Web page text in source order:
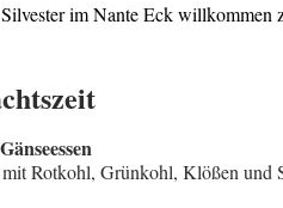
Silvester im Nante Eck willkommen
Rotkohl, Grünkohl, Klößen und